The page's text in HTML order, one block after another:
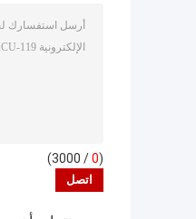
(
0
/ 3000)